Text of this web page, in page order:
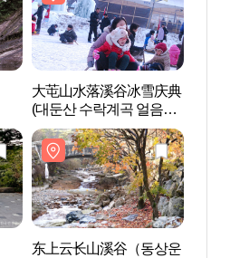
大芚山水落溪谷冰雪庆典
(대둔산 수락계곡 얼음축
제 )
东上云长山溪谷（동상운